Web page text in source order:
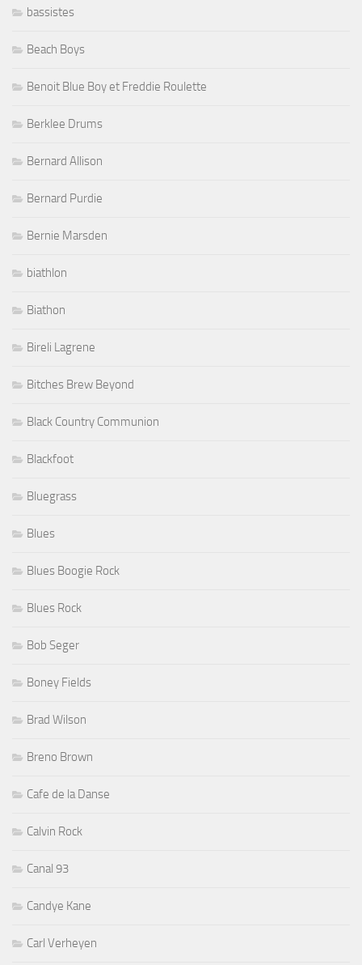
bassistes
Beach Boys
Benoit Blue Boy et Freddie Roulette
Berklee Drums
Bernard Allison
Bernard Purdie
Bernie Marsden
biathlon
Biathon
Bireli Lagrene
Bitches Brew Beyond
Black Country Communion
Blackfoot
Bluegrass
Blues
Blues Boogie Rock
Blues Rock
Bob Seger
Boney Fields
Brad Wilson
Breno Brown
Cafe de la Danse
Calvin Rock
Canal 93
Candye Kane
Carl Verheyen